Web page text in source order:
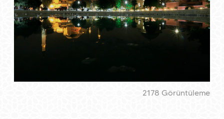
2178 Görüntüleme